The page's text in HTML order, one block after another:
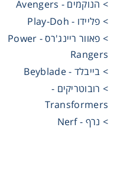
> הנוקמים - Avengers
> פליידו - Play-Doh
> פאוור ריינג'רס - Power
Rangers
> בייבלד - Beyblade
> רובוטריקים -
Transformers
> נרף - Nerf